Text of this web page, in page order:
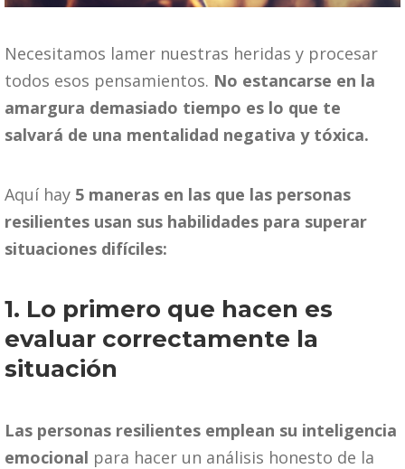
Necesitamos lamer nuestras heridas y procesar
todos esos pensamientos. No estancarse en la
amargura demasiado tiempo es lo que te
salvará de una mentalidad negativa y tóxica.
Aquí hay 5 maneras en las que las personas
resilientes usan sus habilidades para superar
situaciones difíciles:
1. Lo primero que hacen es
evaluar correctamente la
situación
Las personas resilientes emplean su inteligencia
emocional para hacer un análisis honesto de la